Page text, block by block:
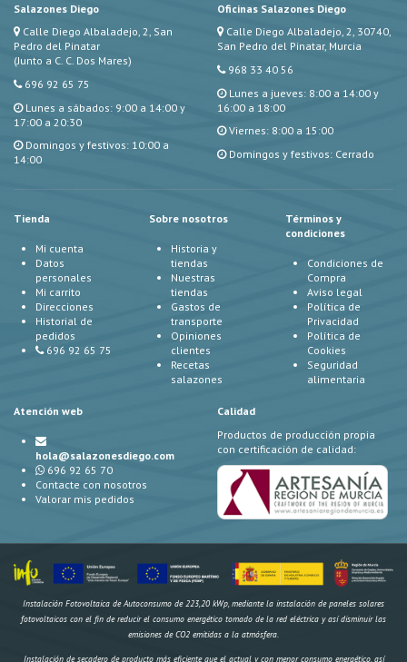
Salazones Diego
Calle Diego Albaladejo, 2, San
Pedro del Pinatar
(Junto a C. C. Dos Mares)
696 92 65 75
Lunes a sábados: 9:00 a 14:00 y
17:00 a 20:30
Domingos y festivos: 10:00 a
14:00
Oficinas Salazones Diego
Calle Diego Albaladejo, 2, 30740,
San Pedro del Pinatar, Murcia
968 33 40 56
Lunes a jueves: 8:00 a 14:00 y
16:00 a 18:00
Viernes: 8:00 a 15:00
Domingos y festivos: Cerrado
Tienda
Mi cuenta
Datos
personales
Mi carrito
Direcciones
Historial de
pedidos
696 92 65 75
Sobre nosotros
Historia y
tiendas
Nuestras
tiendas
Gastos de
transporte
Opiniones
clientes
Recetas
salazones
Términos y
condiciones
Condiciones de
Compra
Aviso legal
Política de
Privacidad
Política de
Cookies
Seguridad
alimentaria
Atención web
hola@salazonesdiego.com
696 92 65 70
Contacte con nosotros
Valorar mis pedidos
Calidad
Productos de producción propia
con certificación de calidad:
Instalación Fotovoltaica de Autoconsumo de 223,20 kWp, mediante la instalación de paneles solares
fotovoltaicos con el fin de reducir el consumo energético tomado de la red eléctrica y así disminuir las
emisiones de CO2 emitidas a la atmósfera.
Instalación de secadero de producto más eficiente que el actual y con menor consumo energético, así